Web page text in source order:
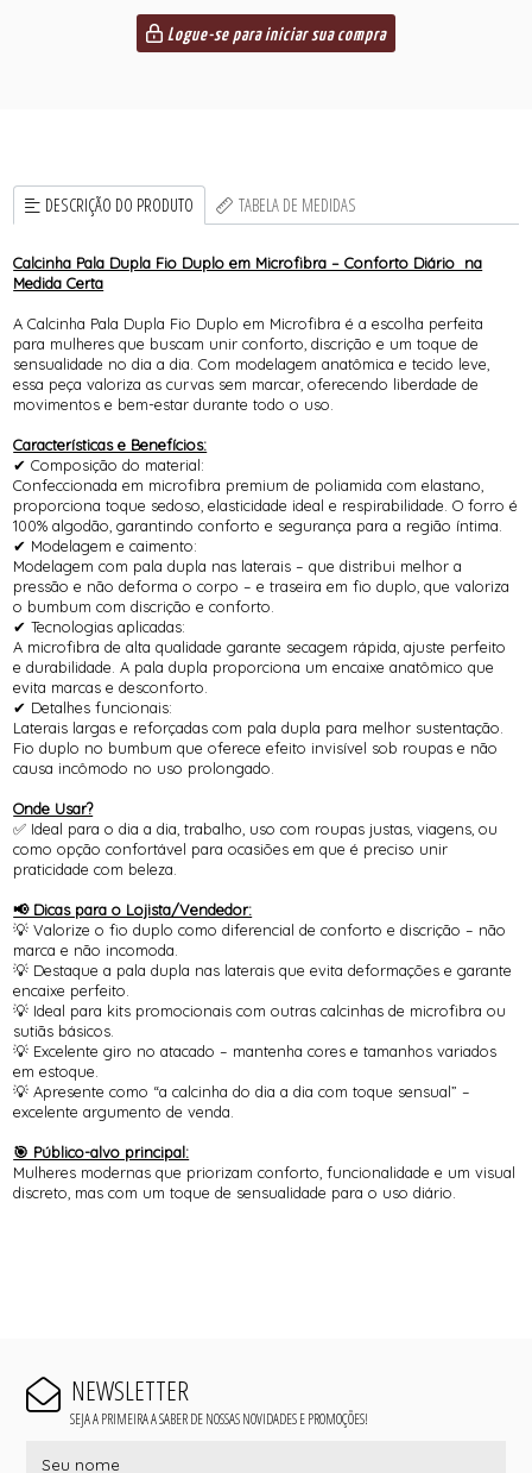
Logue-se para iniciar sua compra
DESCRIÇÃO DO PRODUTO TABELA DE MEDIDAS
Calcinha Pala Dupla Fio Duplo em Microfibra – Conforto Diário na
Medida Certa
A Calcinha Pala Dupla Fio Duplo em Microfibra é a escolha perfeita
para mulheres que buscam unir conforto, discrição e um toque de
sensualidade no dia a dia. Com modelagem anatômica e tecido leve,
essa peça valoriza as curvas sem marcar, oferecendo liberdade de
movimentos e bem-estar durante todo o uso.
Características e Benefícios:
✔ Composição do material:
Confeccionada em microfibra premium de poliamida com elastano,
proporciona toque sedoso, elasticidade ideal e respirabilidade. O forro é
100% algodão, garantindo conforto e segurança para a região íntima.
✔ Modelagem e caimento:
Modelagem com pala dupla nas laterais – que distribui melhor a
pressão e não deforma o corpo – e traseira em fio duplo, que valoriza
o bumbum com discrição e conforto.
✔ Tecnologias aplicadas:
A microfibra de alta qualidade garante secagem rápida, ajuste perfeito
e durabilidade. A pala dupla proporciona um encaixe anatômico que
evita marcas e desconforto.
✔ Detalhes funcionais:
Laterais largas e reforçadas com pala dupla para melhor sustentação.
Fio duplo no bumbum que oferece efeito invisível sob roupas e não
causa incômodo no uso prolongado.
Onde Usar?
✅ Ideal para o dia a dia, trabalho, uso com roupas justas, viagens, ou
como opção confortável para ocasiões em que é preciso unir
praticidade com beleza.
📢 Dicas para o Lojista/Vendedor:
💡 Valorize o fio duplo como diferencial de conforto e discrição – não
marca e não incomoda.
💡 Destaque a pala dupla nas laterais que evita deformações e garante
encaixe perfeito.
💡 Ideal para kits promocionais com outras calcinhas de microfibra ou
sutiãs básicos.
💡 Excelente giro no atacado – mantenha cores e tamanhos variados
em estoque.
💡 Apresente como “a calcinha do dia a dia com toque sensual” –
excelente argumento de venda.
🎯 Público-alvo principal:
Mulheres modernas que priorizam conforto, funcionalidade e um visual
discreto, mas com um toque de sensualidade para o uso diário.
NEWSLETTER
SEJA A PRIMEIRA A SABER DE NOSSAS NOVIDADES E PROMOÇÕES!